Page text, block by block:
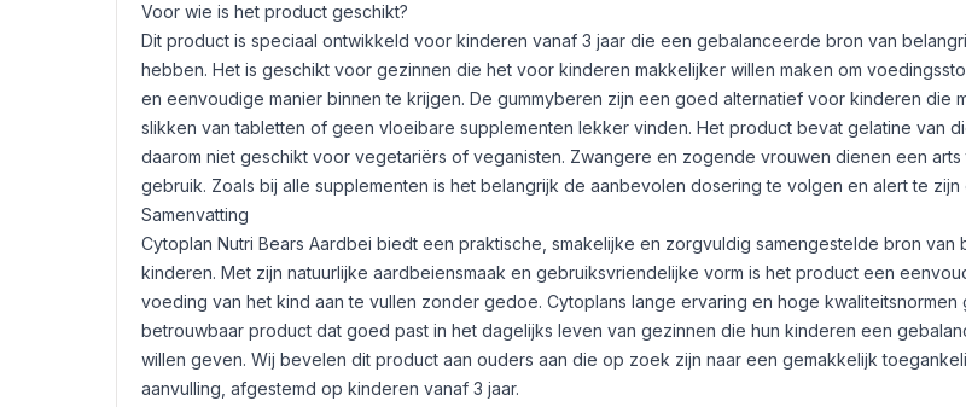
Voor wie is het product geschikt?
Dit product is speciaal ontwikkeld voor kinderen vanaf 3 jaar die een gebalanceerde bron van
hebben. Het is geschikt voor gezinnen die het voor kinderen makkelijker willen maken om
en eenvoudige manier binnen te krijgen. De gummyberen zijn een goed alternatief voor kinderen die
slikken van tabletten of geen vloeibare supplementen lekker vinden. Het product bevat gelatine van
daarom niet geschikt voor vegetariërs of veganisten. Zwangere en zogende vrouwen dienen een
gebruik. Zoals bij alle supplementen is het belangrijk de aanbevolen dosering te volgen en alert te
Samenvatting
Cytoplan Nutri Bears Aardbei biedt een praktische, smakelijke en zorgvuldig samengestelde bron van
kinderen. Met zijn natuurlijke aardbeiensmaak en gebruiksvriendelijke vorm is het product een
voeding van het kind aan te vullen zonder gedoe. Cytoplans lange ervaring en hoge kwaliteitsnormen
betrouwbaar product dat goed past in het dagelijks leven van gezinnen die hun kinderen een
willen geven. Wij bevelen dit product aan ouders aan die op zoek zijn naar een gemakkelijk
aanvulling, afgestemd op kinderen vanaf 3 jaar.